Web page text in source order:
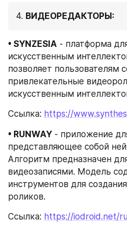
4. ВИДЕОРЕДАКТОРЫ:
• SYNZESIA - платформа
искусственным
позволяет пользователям
привлекательные
искусственным
Ссылка: https://
• RUNWAY - приложение
представляющее собой
Алгоритм предназначен
видеозаписями. Модель
инструментов для
роликов.
Ссылка: https://iodroid.net/